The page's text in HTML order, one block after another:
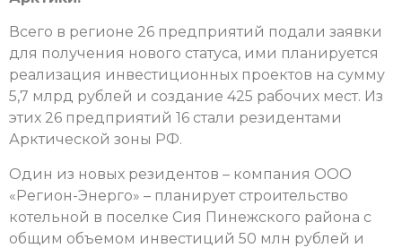
Всего в регионе 26 предприятий подали заявки
для получения нового статуса, ими планируется
реализация инвестиционных проектов на сумму
5,7 млрд рублей и создание 425 рабочих мест. Из
этих 26 предприятий 16 стали резидентами
Арктической зоны РФ.
Один из новых резидентов – компания ООО
«Регион-Энерго» – планирует строительство
котельной в поселке Сия Пинежского района с
общим объемом инвестиций 50 млн рублей и